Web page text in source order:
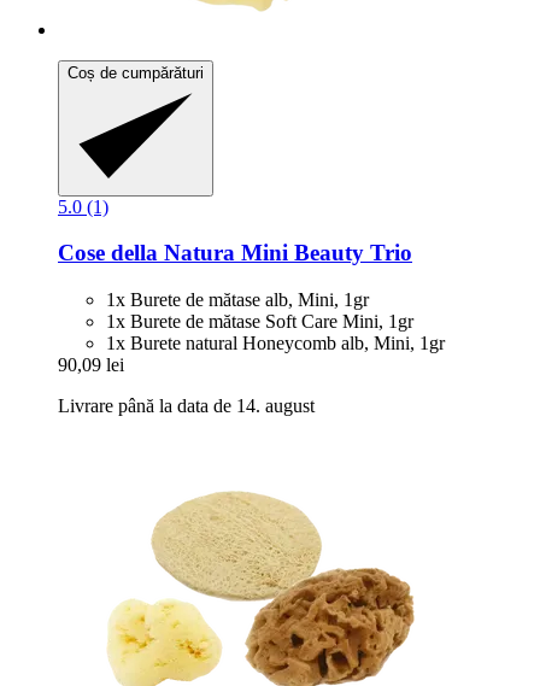
Coș de cumpărături
5.0 (1)
Cose della Natura Mini Beauty Trio
1x Burete de mătase alb, Mini, 1gr
1x Burete de mătase Soft Care Mini, 1gr
1x Burete natural Honeycomb alb, Mini, 1gr
90,09 lei
Livrare până la data de 14. august